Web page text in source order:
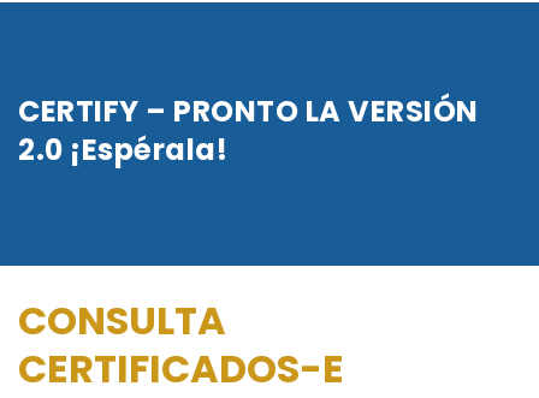
CERTIFY – PRONTO LA VERSIÓN
2.0 ¡Espérala!
CONSULTA
CERTIFICADOS-E